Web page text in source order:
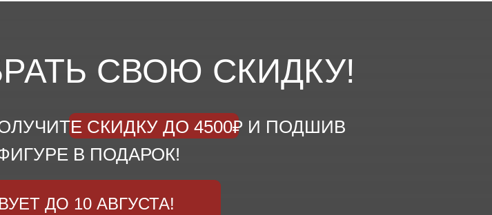
СКИДКУ ДО 4500₽ И ПОДШИВ
В ПОДАРОК!
СВОЮ СКИДКУ!
ДО 10 АВГУСТА!